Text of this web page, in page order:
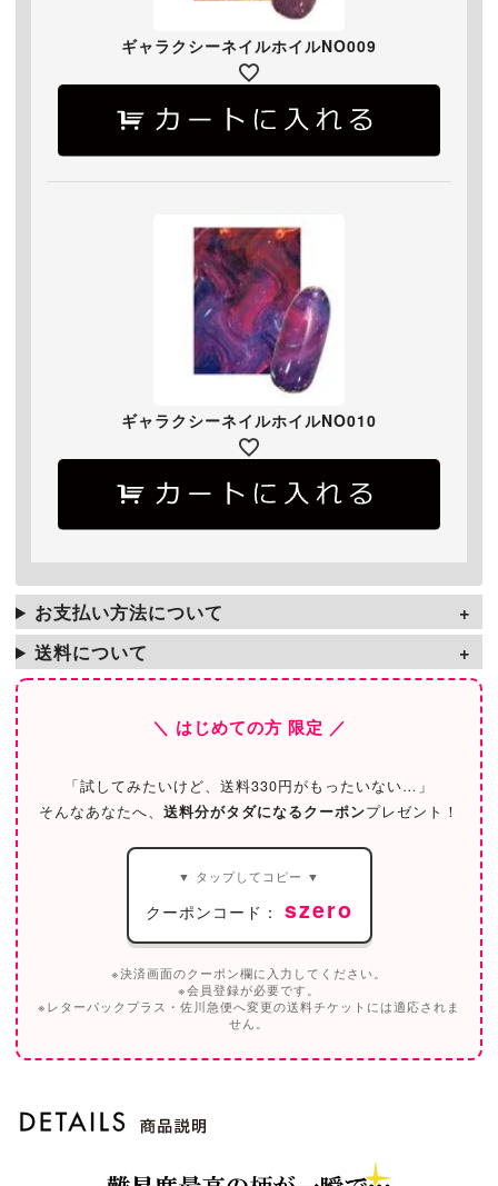
ギャラクシーネイルホイルNO009
ギャラクシーネイルホイルNO010
お支払い方法について
送料について
＼ はじめての方 限定 ／
「試してみたいけど、送料330円がもったいない…」
そんなあなたへ、 送料分がタダになるクーポンプレゼント！
▼ タップしてコピー ▼
クーポンコード： szero
※決済画面のクーポン欄に入力してください。
※会員登録が必要です。
※レターパックプラス・佐川急便へ変更の送料チケットには適応されま
せん。